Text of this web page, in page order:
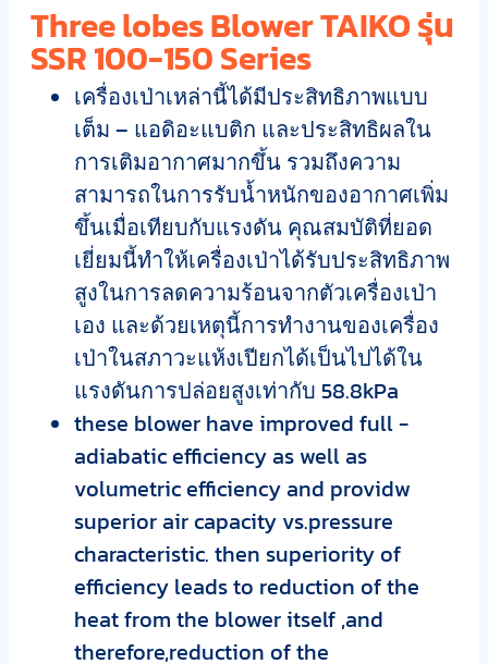
Three lobes Blower TAIKO รุ่น
SSR 100-150 Series
เครื่องเป่าเหล่านี้ได้มีประสิทธิภาพแบบ
เต็ม – แอดิอะแบติก และประสิทธิผลใน
การเติมอากาศมากขึ้น รวมถึงความ
สามารถในการรับน้ำหนักของอากาศเพิ่ม
ขึ้นเมื่อเทียบกับแรงดัน คุณสมบัติที่ยอด
เยี่ยมนี้ทำให้เครื่องเป่าได้รับประสิทธิภาพ
สูงในการลดความร้อนจากตัวเครื่องเป่า
เอง และด้วยเหตุนี้การทำงานของเครื่อง
เป่าในสภาวะแห้งเปียกได้เป็นไปได้ใน
แรงดันการปล่อยสูงเท่ากับ 58.8kPa
these blower have improved full -
adiabatic efficiency as well as
volumetric efficiency and providw
superior air capacity vs.pressure
characteristic. then superiority of
efficiency leads to reduction of the
heat from the blower itself ,and
therefore,reduction of the